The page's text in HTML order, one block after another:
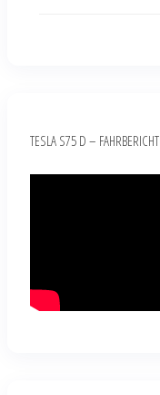
TESLA S75 D – FAHRBERICHT